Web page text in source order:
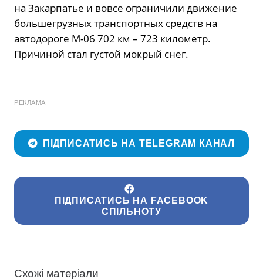
на Закарпатье и вовсе ограничили движение
большегрузных транспортных средств на
автодороге М-06 702 км – 723 километр.
Причиной стал густой мокрый снег.
РЕКЛАМА
ПІДПИСАТИСЬ НА TELEGRAM КАНАЛ
ПІДПИСАТИСЬ НА FACEBOOK
СПІЛЬНОТУ
Схожі матеріали